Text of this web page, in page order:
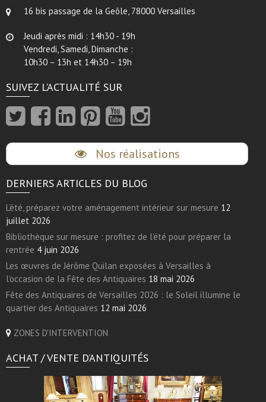
16 bis passage de la Geôle, 78000 Versailles
Jeudi après midi : 14h30 - 19h
Vendredi, Samedi, Dimanche :
10h30 – 13h et 14h30 – 19h
SUIVEZ L’ACTUALITÉ SUR
Nos réalisations
DERNIERS ARTICLES DU BLOG
L’été, préparez votre aménagement intérieur sur mesure 12
juillet 2026
Bibliothèque sur mesure : profitez de l’été pour préparer la
rentrée 4 juin 2026
Les œuvres de Jérôme Quilan exposées à Versailles à
l’occasion de la Fête des Antiquaires 18 mai 2026
Fête des Antiquaires de Versailles 2026 : le Soleil illumine le
quartier des Antiquaires 12 mai 2026
ZONES D'INTERVENTION
ACHAT / VENTE D’ANTIQUITÉS